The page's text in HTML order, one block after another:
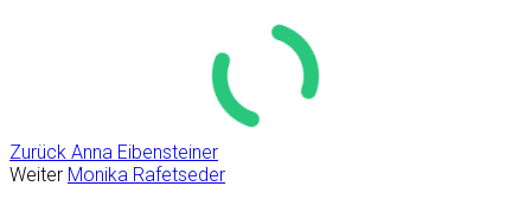
Zurück Anna Eibensteiner
Weiter Monika Rafetseder